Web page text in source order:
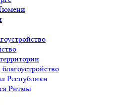
Республики
Ритмы